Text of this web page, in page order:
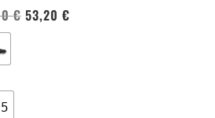
€ 53,20 €